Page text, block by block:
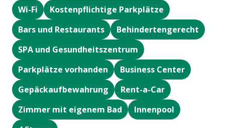
Wi-Fi
Kostenpflichtige Parkplätze
Bars und Restaurants
Behindertengerecht
SPA und Gesundheitszentrum
Parkplätze vorhanden
Business Center
Gepäckaufbewahrung
Rent-a-Car
Zimmer mit eigenem Bad
Innenpool